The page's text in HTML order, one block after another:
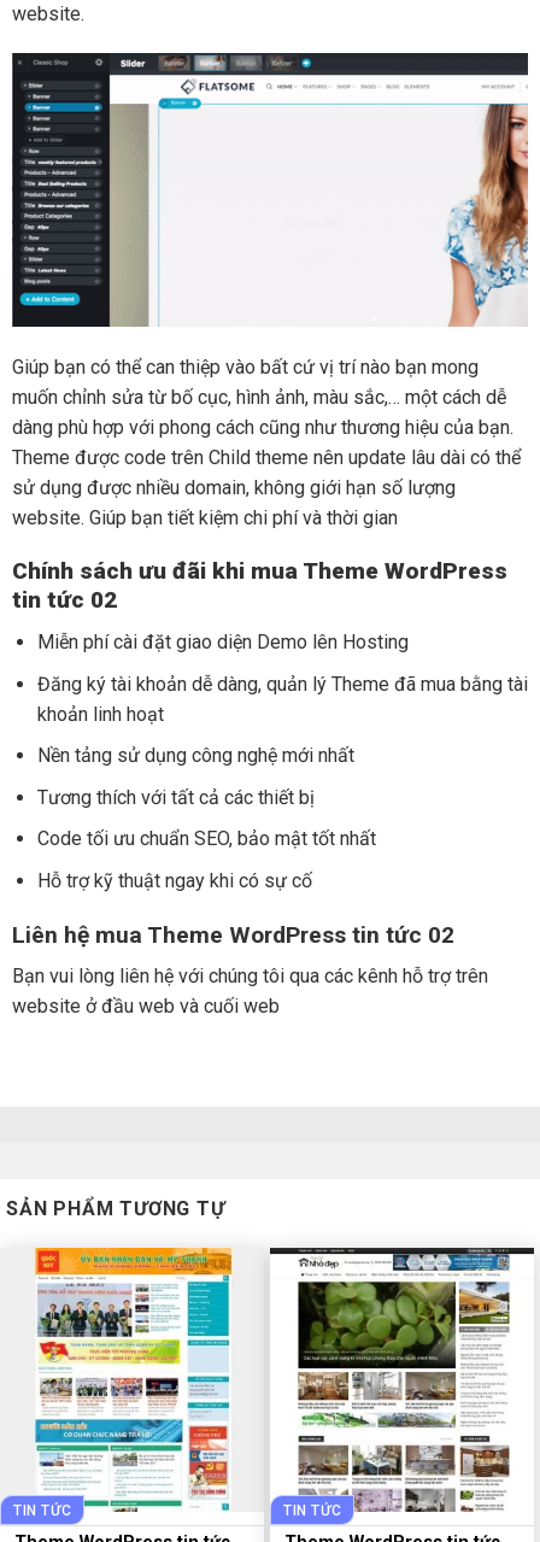
website.
Giúp bạn có thể can thiệp vào bất cứ vị trí nào bạn mong
muốn chỉnh sửa từ bố cục, hình ảnh, màu sắc,… một cách dễ
dàng phù hợp với phong cách cũng như thương hiệu của bạn.
Theme được code trên Child theme nên update lâu dài có thể
sử dụng được nhiều domain, không giới hạn số lượng
website. Giúp bạn tiết kiệm chi phí và thời gian
Chính sách ưu đãi khi mua Theme WordPress
tin tức 02
Miễn phí cài đặt giao diện Demo lên Hosting
Đăng ký tài khoản dễ dàng, quản lý Theme đã mua bằng tài
khoản linh hoạt
Nền tảng sử dụng công nghệ mới nhất
Tương thích với tất cả các thiết bị
Code tối ưu chuẩn SEO, bảo mật tốt nhất
Hỗ trợ kỹ thuật ngay khi có sự cố
Liên hệ mua Theme WordPress tin tức 02
Bạn vui lòng liên hệ với chúng tôi qua các kênh hỗ trợ trên
website ở đầu web và cuối web
SẢN PHẨM TƯƠNG TỰ
TIN TỨC TIN TỨC